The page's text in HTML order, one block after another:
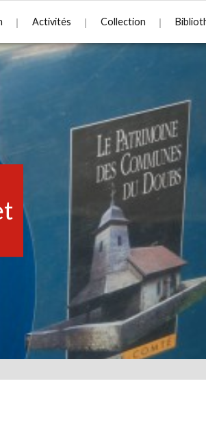
Activités Collection